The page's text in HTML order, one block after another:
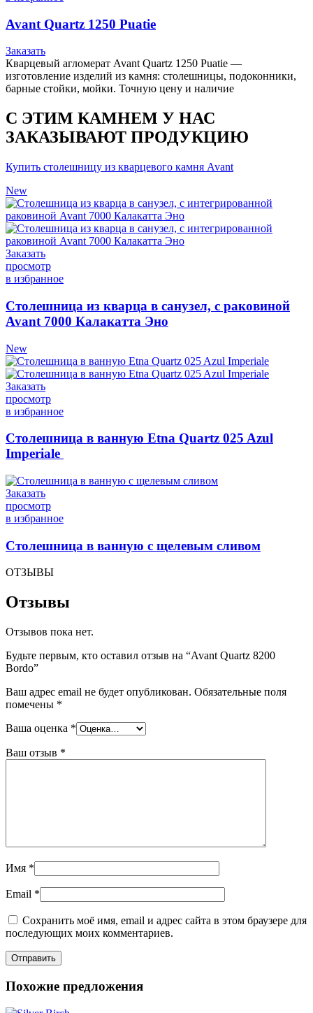
Avant Quartz 1250 Puatie
Заказать
Кварцевый агломерат Avant Quartz 1250 Puatie —
изготовление изделий из камня: столешницы, подоконники,
барные стойки, мойки. Точную цену и наличие
С ЭТИМ КАМНЕМ У НАС
ЗАКАЗЫВАЮТ ПРОДУКЦИЮ
Купить столешницу из кварцевого камня Avant
New
Заказать
просмотр
в избранное
Столешница из кварца в санузел, с раковиной
Avant 7000 Калакатта Эно
New
Заказать
просмотр
в избранное
Столешница в ванную Etna Quartz 025 Azul
Imperiale
Заказать
просмотр
в избранное
Столешница в ванную с щелевым сливом
ОТЗЫВЫ
Отзывы
Отзывов пока нет.
Будьте первым, кто оставил отзыв на “Avant Quartz 8200
Bordo”
Ваш адрес email не будет опубликован. Обязательные поля
помечены *
Ваша оценка *
Ваш отзыв *
Имя *
Email *
Сохранить моё имя, email и адрес сайта в этом браузере для
последующих моих комментариев.
Похожие предложения